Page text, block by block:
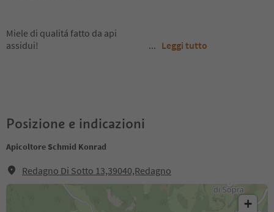
Miele di qualitá fatto da api
assidui! ... Leggi tutto
Posizione e indicazioni
Apicoltore Schmid Konrad
Redagno Di Sotto 13,39040,Redagno
+